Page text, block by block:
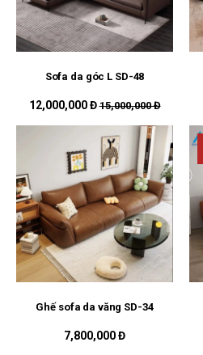
Sofa da góc L SD-48
12,000,000 Đ 15,000,000 Đ
Ghế sofa da văng SD-34
7,800,000 Đ